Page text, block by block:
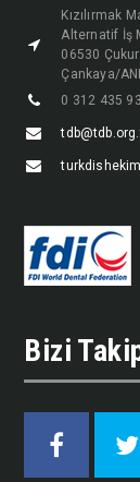
Kızılırmak
Alternatif İş
06530
Çankaya/
0 312 435
Bizi
Facebook Twitter